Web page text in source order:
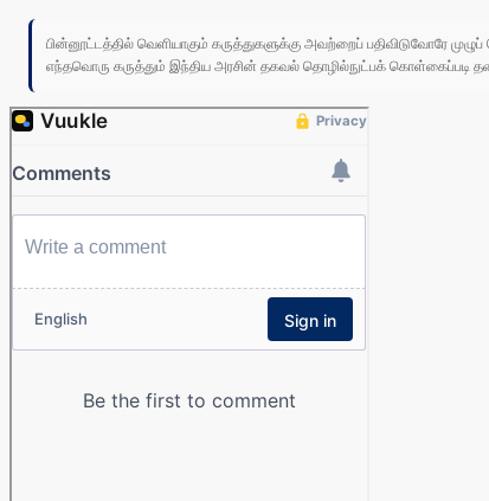
பின்னூட்டத்தில் வெளியாகும் கருத்துகளுக்கு அவற்றைப் பதிவிடுவோரே
எந்தவொரு கருத்தும் இந்திய அரசின் தகவல் தொழில்நுட்பக் கொள்கைப்படி